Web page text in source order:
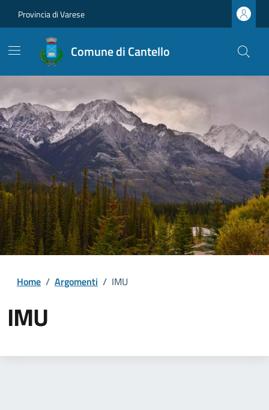
Provincia di Varese
Comune di Cantello
Home / Argomenti / IMU
IMU
Dettagli della notizia